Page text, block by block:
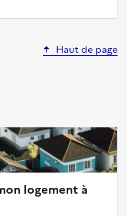
Haut de page
logement à